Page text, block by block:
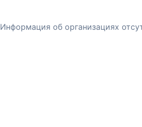
Информация об организациях